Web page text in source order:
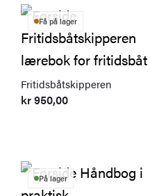
Få på lager
Fritidsbåtskipperen
kr950,00
På lager